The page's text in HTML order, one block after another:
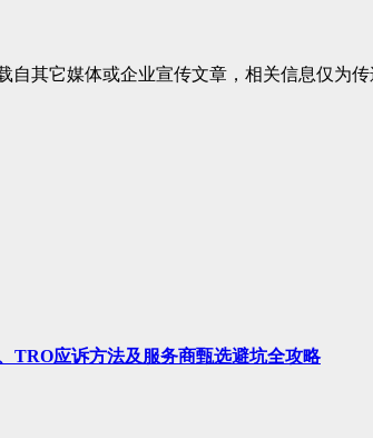
其它媒体或企业宣传文章，相关信息仅为
TRO应诉方法及服务商甄选避坑全攻略